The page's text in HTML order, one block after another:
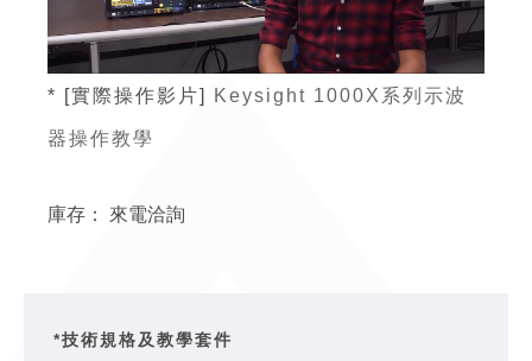
* [實際操作影片] Keysight 1000X系列示波
器操作教學
庫存： 來電洽詢
*技術規格及教學套件